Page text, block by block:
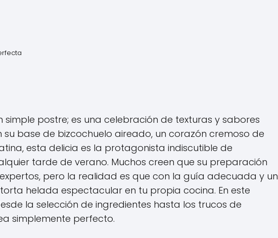
simple postre; es una celebración de texturas y sabores
base de bizcochuelo aireado, un corazón cremoso de
esta delicia es la protagonista indiscutible de
tarde de verano. Muchos creen que su preparación
pero la realidad es que con la guía adecuada y un
helada espectacular en tu propia cocina. En este
la selección de ingredientes hasta los trucos de
simplemente perfecto.